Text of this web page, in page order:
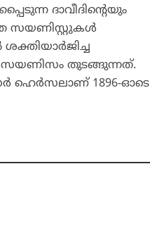
ദാവീദിന്റെയും
സയണിസ്റ്റുകള്‍
തുടങ്ങുന്നത്.
ഹെര്‍സലാണ് 1896-ഓടെ